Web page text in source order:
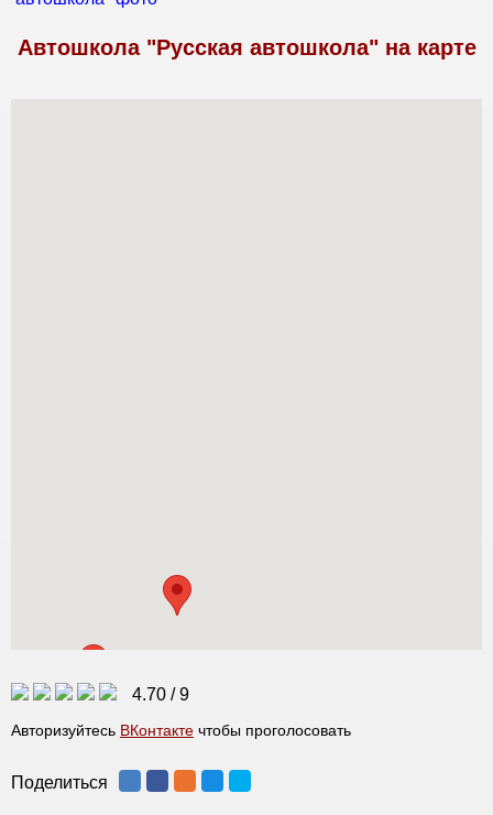
Автошкола "Русская автошкола" на карте
4.70 /9
Авторизуйтесь ВКонтакте чтобы проголосовать
Поделиться